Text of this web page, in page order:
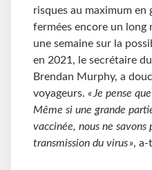
risques au maximum
fermées encore un long
une semaine sur la
en 2021, le secrétaire
Brendan Murphy, a
voyageurs. « Je pense
Même si une grande
vaccinée, nous ne savons
transmission du virus », a-